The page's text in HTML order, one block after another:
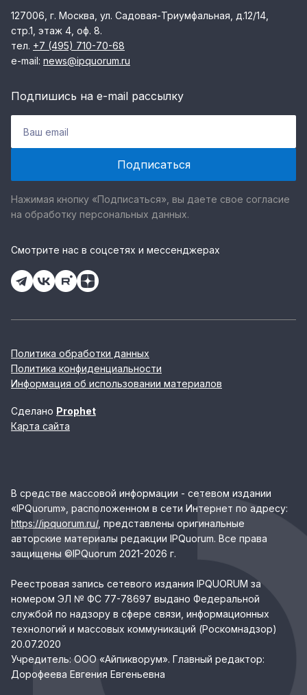
127006, г. Москва, ул. Садовая-Триумфальная, д.12/14,
стр.1, этаж 4, оф. 8.
тел. +7 (495) 710-70-68
e-mail: news@ipquorum.ru
Подпишись на e-mail рассылку
Нажимая кнопку «Подписаться», вы даете свое согласие
на обработку персональных данных.
Смотрите нас в соцсетях и мессенджерах
Политика обработки данных
Политика конфиденциальности
Информация об использовании материалов
Сделано Prophet
Карта сайта
В средстве массовой информации - сетевом издании
«IPQuorum», расположенном в сети Интернет по адресу:
https://ipquorum.ru/, представлены оригинальные
авторские материалы редакции IPQuorum. Все права
защищены ©IPQuorum 2021-2026 г.
Реестровая запись сетевого издания IPQUORUM за
номером ЭЛ № ФС 77-78697 выдано Федеральной
службой по надзору в сфере связи, информационных
технологий и массовых коммуникаций (Роскомнадзор)
20.07.2020
Учредитель: ООО «Айпикворум». Главный редактор:
Дорофеева Евгения Евгеньевна